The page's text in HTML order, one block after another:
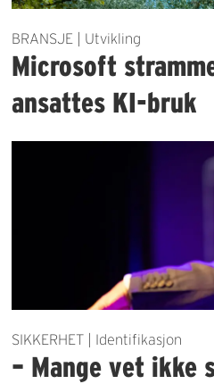
BRANSJE | Utvikling
Microsoft
ansattes KI-bruk
SIKKERHET | Identifikasjon
– Mange vet ikke